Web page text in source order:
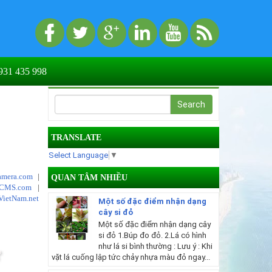
435 998
|
|
TRANSLATE
Select Language ▼
QUAN TÂM NHIỀU
Một số đặc điểm nhận dạng
cây si đỏ
Một số đặc điểm nhận dạng cây
si đỏ 1.Búp đo đỏ. 2.Lá có hình
như lá si bình thường : Lưu ý : Khi
vặt lá cuống lập tức chảy nhựa màu đỏ ngay...